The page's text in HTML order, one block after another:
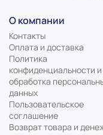
О компании
Контакты
Оплата и доставка
Политика
конфиденциальности и
обработка
данных
Пользовательское
соглашение
Возврат товара и